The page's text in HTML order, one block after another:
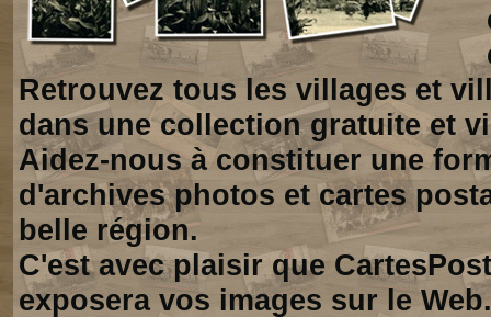
Retrouvez tous les villages et
dans une collection gratuite et
Aidez-nous à constituer une
d'archives photos et cartes
belle région.
C'est avec plaisir que
exposera vos images sur le Web.